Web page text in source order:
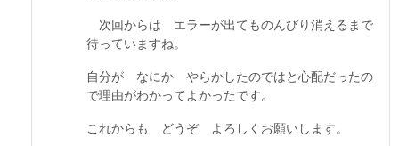
次回からは エラーが出てものんびり消えるまで
待っていますね。
自分が なにか やらかしたのではと心配だったの
で理由がわかってよかったです。
これからも どうぞ よろしくお願いします。